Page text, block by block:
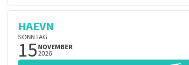
HAEVN
SONNTAG
15NOVEMBER
2026